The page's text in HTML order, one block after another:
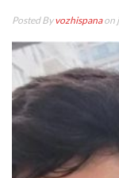
Posted Byvozhispanaon